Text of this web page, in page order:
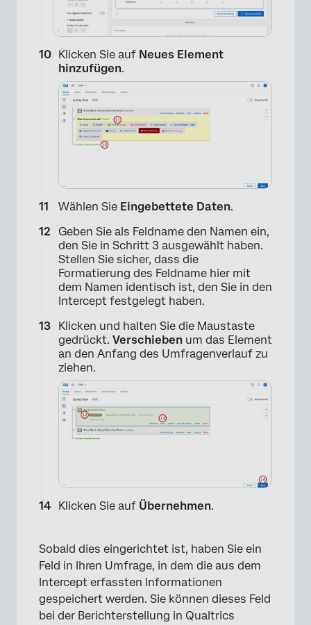
×
Klicken Sie auf Neues Element
hinzufügen.
Wählen Sie Eingebettete Daten.
Geben Sie als Feldname den Namen ein,
den Sie in Schritt 3 ausgewählt haben.
Stellen Sie sicher, dass die
Formatierung des Feldname hier mit
dem Namen identisch ist, den Sie in den
Intercept festgelegt haben.
Klicken und halten Sie die Maustaste
gedrückt. Verschieben um das Element
an den Anfang des Umfragenverlauf zu
ziehen.
Klicken Sie auf Übernehmen.
Sobald dies eingerichtet ist, haben Sie ein
Feld in Ihren Umfrage, in dem die aus dem
Intercept erfassten Informationen
gespeichert werden. Sie können dieses Feld
bei der Berichterstellung in Qualtrics